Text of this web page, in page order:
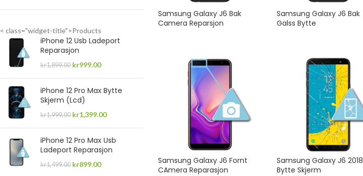
< class="widget-title">Products
iPhone 12 Usb Ladeport
Reparasjon
kr1,899.00 kr999.00
iPhone 12 Pro Max Bytte
Skjerm (Lcd)
kr1,999.00 kr1,399.00
iPhone 12 Pro Max Usb
Ladeport Reparasjon
kr1,499.00 kr899.00
Samsung Galaxy J6 Bak
Camera Reparsjon
Samsung Galaxy J6 Bak
Galss Bytte
Samsung Galaxy J6 Fornt
CAmera Reparasjon
Samsung Galaxy J6 2018
Bytte Skjerm